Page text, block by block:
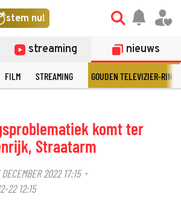
stem nu!
streaming nieuws
FILM STREAMING GOUDEN TELEVIZIER-RING
komt ter
Straatarm
DECEMBER 2022 17:15·
22 12:15